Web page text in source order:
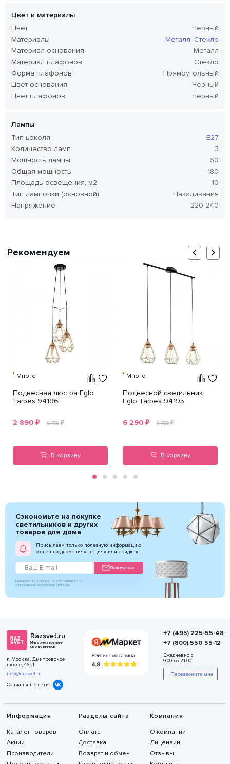
Цвет и материалы
Цвет
Черный
Материалы
Металл, Стекло
Материал основания
Металл
Материал плафонов
Стекло
Форма плафонов
Прямоугольный
Цвет основания
Черный
Цвет плафонов
Черный
Лампы
Тип цоколя
E27
Количество ламп
3
Мощность лампы
60
Общая мощность
180
Площадь освещения, м2
10
Тип лампочки (основной)
Накаливания
Напряжение
220-240
Рекомендуем
Много
Подвесная люстра Eglo
Tarbes 94196
2 890 ₽ 8 790₽
В корзину
Много
Подвесной светильник
Eglo Tarbes 94195
6 290 ₽ 8 790₽
В корзину
Сэкономьте на покупке
светильников и других
товаров для дома
Присылаем только полезную информацию
о спецпредложениях, акциях или скидках
Подписаться
Нажимая на кнопку Вы соглашаетесь
с политикой обработки данных
Razsvet.ru
Интернет-магазин
светильников
г. Москва, Дмитровское
шоссе, 46к1
info@razsvet.ru
Социальные сети:
Информация
Каталог товаров
Акции
Производители
Разделы сайта
Оплата
Доставка
Возврат и обмен
Компания
О компании
Лицензии
Отзывы
+7 (495) 225-55-48
+7 (800) 550-55-12
Ежедневно с
9:00 до 21:00
Перезвоните мне